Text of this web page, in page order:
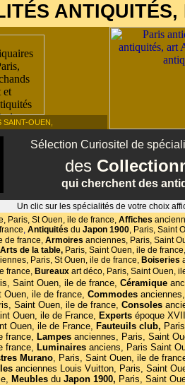
OUEN,
Sélection Curiositel de
des
qui cherchent des
Un clic sur les spécialités de votre choix
Paris, St Ouen, ile de france, Affiches
, Antiquités du Japon 1900, Paris, Saint
de france, Armoires anciennes, Paris, Saint
Arts de la table, Paris, Saint Ouen, ile de france,
Paris, St Ouen, ile de france, Boiseries
france, Bureaux art déco, Paris, Saint Ouen,
Saint Ouen, ile de france, Céramique
ile de france, Commodes
Saint Ouen, ile de france, Consoles
Ouen, ile de France, Experts époque
Ouen, ile de France, Fauteuils club,
france, Lampes anciennes, Paris, Saint
france, Luminaires anciens, Paris Saint
Murano, Paris, Saint Ouen, ile de
anciennes Louis Vuitton, Paris, Saint
Meubles du Japon 1900, Paris, Saint